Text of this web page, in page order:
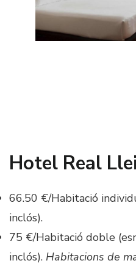
Hotel Real
66.50 €/Habitació
inclós).
75 €/Habitació doble
inclós). Habitacions de